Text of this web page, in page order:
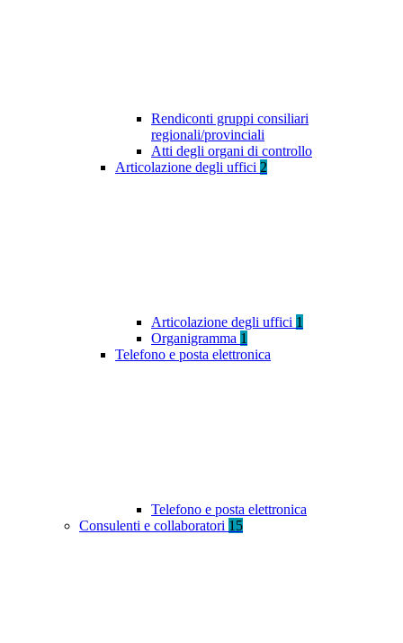
Rendiconti gruppi consiliari
regionali/provinciali
Atti degli organi di controllo
Articolazione degli uffici 2
Articolazione degli uffici 1
Organigramma 1
Telefono e posta elettronica
Telefono e posta elettronica
Consulenti e collaboratori 15